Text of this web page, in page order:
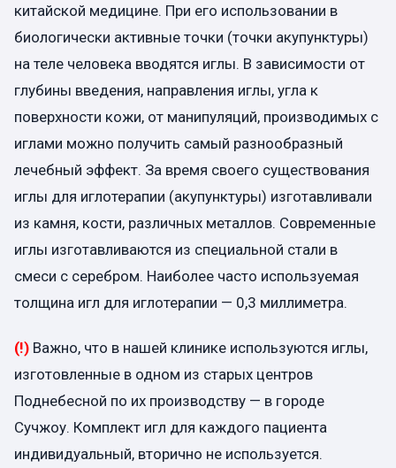
китайской медицине. При его использовании в
биологически активные точки (точки акупунктуры)
на теле человека вводятся иглы. В зависимости от
глубины введения, направления иглы, угла к
поверхности кожи, от манипуляций, производимых с
иглами можно получить самый разнообразный
лечебный эффект. За время своего существования
иглы для иглотерапии (акупунктуры) изготавливали
из камня, кости, различных металлов. Современные
иглы изготавливаются из специальной стали в
смеси с серебром. Наиболее часто используемая
толщина игл для иглотерапии — 0,3 миллиметра.
(!) Важно, что в нашей клинике используются иглы,
изготовленные в одном из старых центров
Поднебесной по их производству — в городе
Сучжоу. Комплект игл для каждого пациента
индивидуальный, вторично не используется.